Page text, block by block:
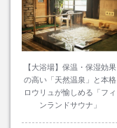
【大浴場】保温・保湿効果
の高い「天然温泉」と本格
ロウリュが愉しめる「フィ
ンランドサウナ」